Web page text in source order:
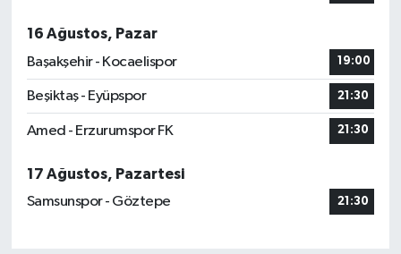
16 Ağustos, Pazar
Başakşehir - Kocaelispor
19:00
Beşiktaş - Eyüpspor 21:30
Amed - Erzurumspor FK 21:30
17 Ağustos, Pazartesi
Samsunspor - Göztepe
21:30